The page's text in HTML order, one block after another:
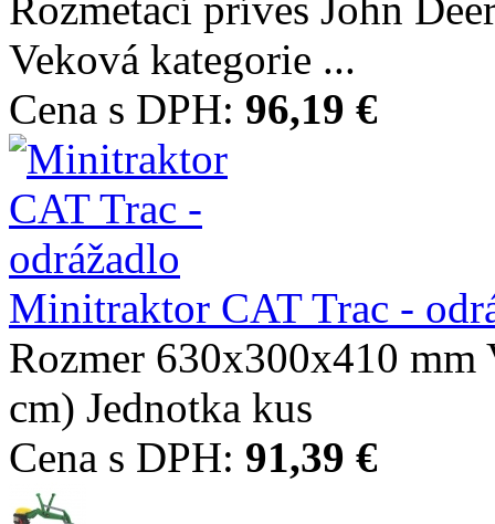
Veková kategorie ...
Cena s DPH: 96,19 €
Minitraktor CAT Trac -
Rozmer 630x300x410
cm) Jednotka kus
Cena s DPH: 91,39 €